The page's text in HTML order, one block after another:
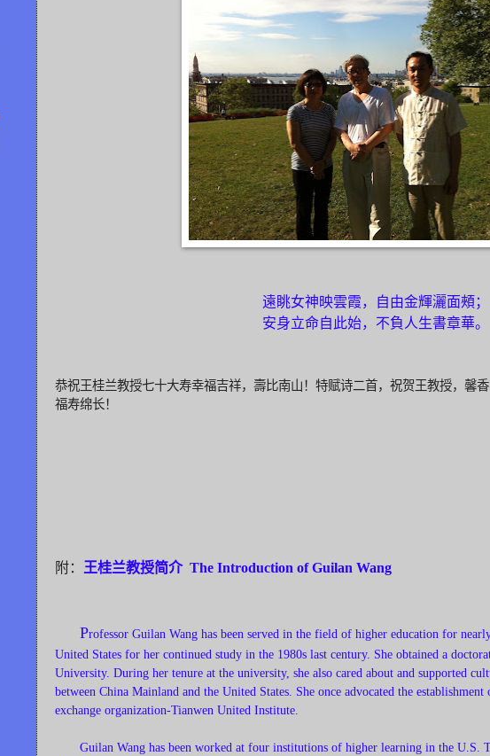
遠眺女神映雲霞，自由金輝灑面頰；
安身立命自此始，不負人生書章華。
恭祝王桂兰教授七十大寿幸福吉祥，壽比南山！特赋诗二首，祝贺王教授，馨香
福寿绵长！
附： 王桂兰教授简介 The Introduction of Guilan Wang
Professor Guilan Wang has been served in the field of higher education for
United States for her continued study in the 1980s last century. She obtained a
University. During her tenure at the university, she also cared about and supported
between China Mainland and the United States. She once advocated the
exchange organization-Tianwen United Institute.
Guilan Wang has been worked at four institutions of higher learning in the U.S.